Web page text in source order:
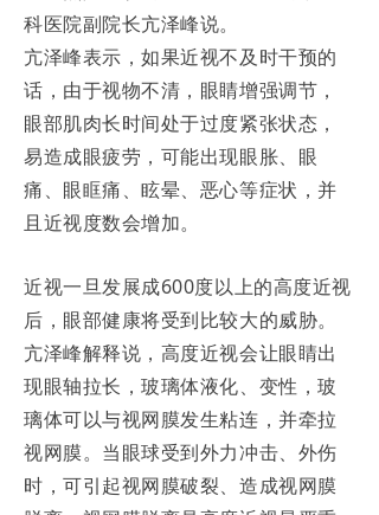
科医院副院长亢泽峰说。
亢泽峰表示，如果近视不及时干预的
话，由于视物不清，眼睛增强调节，
眼部肌肉长时间处于过度紧张状态，
易造成眼疲劳，可能出现眼胀、眼
痛、眼眶痛、眩晕、恶心等症状，并
且近视度数会增加。
近视一旦发展成600度以上的高度近视
后，眼部健康将受到比较大的威胁。
亢泽峰解释说，高度近视会让眼睛出
现眼轴拉长，玻璃体液化、变性，玻
璃体可以与视网膜发生粘连，并牵拉
视网膜。当眼球受到外力冲击、外伤
时，可引起视网膜破裂、造成视网膜